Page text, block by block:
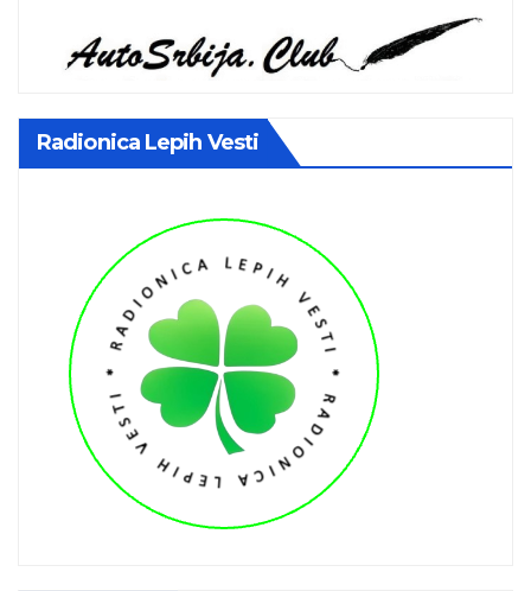
Radionica Lepih Vesti